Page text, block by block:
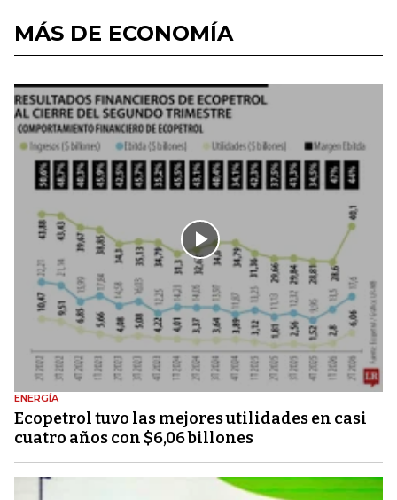
MÁS DE ECONOMÍA
ENERGÍA
Ecopetrol tuvo las mejores utilidades en casi
cuatro años con $6,06 billones